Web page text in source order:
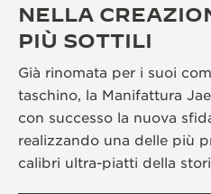
NELLA
PIÙ SOTTILI
Già rinomata per i suoi
taschino, la Manifattura
con successo la nuova
realizzando una delle più
calibri ultra-piatti della